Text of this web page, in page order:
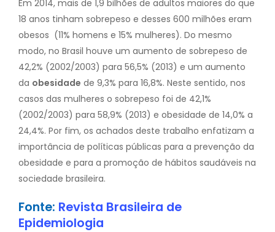
Em 2014, mais de 1,9 bilhões de adultos maiores do que
18 anos tinham sobrepeso e desses 600 milhões eram
obesos (11% homens e 15% mulheres). Do mesmo
modo, no Brasil houve um aumento de sobrepeso de
42,2% (2002/2003) para 56,5% (2013) e um aumento
da obesidade de 9,3% para 16,8%. Neste sentido, nos
casos das mulheres o sobrepeso foi de 42,1%
(2002/2003) para 58,9% (2013) e obesidade de 14,0% a
24,4%. Por fim, os achados deste trabalho enfatizam a
importância de políticas públicas para a prevenção da
obesidade e para a promoção de hábitos saudáveis na
sociedade brasileira.
Fonte: Revista Brasileira de
Epidemiologia